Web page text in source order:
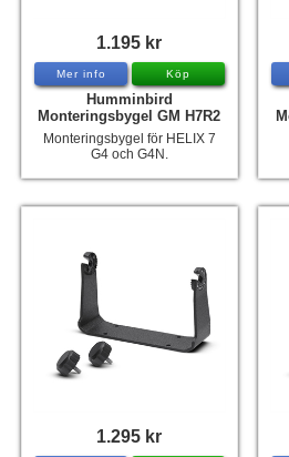
1.195 kr
Mer info Köp
Humminbird
Monteringsbygel GM H7R2
Monteringsbygel för HELIX 7
G4 och G4N.
1.295 kr